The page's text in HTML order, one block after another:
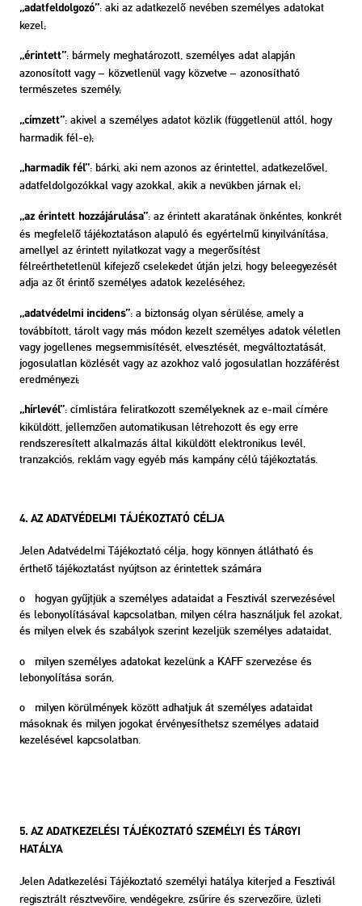
„adatfeldolgozó”: aki az adatkezelő nevében személyes adatokat
kezel;
„érintett”: bármely meghatározott, személyes adat alapján
azonosított vagy – közvetlenül vagy közvetve – azonosítható
természetes személy;
„címzett”: akivel a személyes adatot közlik (függetlenül attól, hogy
harmadik fél-e);
„harmadik fél”: bárki, aki nem azonos az érintettel, adatkezelővel,
adatfeldolgozókkal vagy azokkal, akik a nevükben járnak el;
„az érintett hozzájárulása”: az érintett akaratának önkéntes, konkrét
és megfelelő tájékoztatáson alapuló és egyértelmű kinyilvánítása,
amellyel az érintett nyilatkozat vagy a megerősítést
félreérthetetlenül kifejező cselekedet útján jelzi, hogy beleegyezését
adja az őt érintő személyes adatok kezeléséhez;
„adatvédelmi incidens”: a biztonság olyan sérülése, amely a
továbbított, tárolt vagy más módon kezelt személyes adatok véletlen
vagy jogellenes megsemmisítését, elvesztését, megváltoztatását,
jogosulatlan közlését vagy az azokhoz való jogosulatlan hozzáférést
eredményezi;
„hírlevél”: címlistára feliratkozott személyeknek az e-mail címére
kiküldött, jellemzően automatikusan létrehozott és egy erre
rendszeresített alkalmazás által kiküldött elektronikus levél,
tranzakciós, reklám vagy egyéb más kampány célú tájékoztatás.
4. AZ ADATVÉDELMI TÁJÉKOZTATÓ CÉLJA
Jelen Adatvédelmi Tájékoztató célja, hogy könnyen átlátható és
érthető tájékoztatást nyújtson az érintettek számára
o hogyan gyűjtjük a személyes adataidat a Fesztivál szervezésével
és lebonyolításával kapcsolatban, milyen célra használjuk fel azokat,
és milyen elvek és szabályok szerint kezeljük személyes adataidat,
o milyen személyes adatokat kezelünk a KAFF szervezése és
lebonyolítása során,
o milyen körülmények között adhatjuk át személyes adataidat
másoknak és milyen jogokat érvényesíthetsz személyes adataid
kezelésével kapcsolatban.
5. AZ ADATKEZELÉSI TÁJÉKOZTATÓ SZEMÉLYI ÉS TÁRGYI
HATÁLYA
Jelen Adatkezelési Tájékoztató személyi hatálya kiterjed a Fesztivál
regisztrált résztvevőire, vendégekre, zsűrire és szervezőire, üzleti